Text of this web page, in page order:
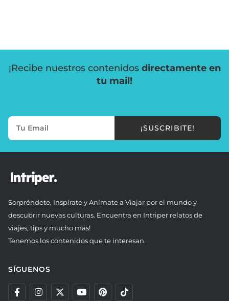
¡Recibe nuestros contenidos directamente en
tu mail!
¡SUSCRIBITE!
Sorpréndete, Inspírate y Anímate a Viajar por el mundo y
descubrir nuevas culturas. Encuentra en Intriper relatos de
viajes, tips y mucho más!
Tenemos los contenidos que te interesan.
SÍGUENOS